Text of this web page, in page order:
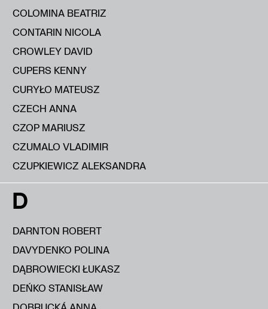
COLOMINA BEATRIZ
CONTARIN NICOLA
CROWLEY DAVID
CUPERS KENNY
CURYŁO MATEUSZ
CZECH ANNA
CZOP MARIUSZ
CZUMALO VLADIMIR
CZUPKIEWICZ ALEKSANDRA
D
DARNTON ROBERT
DAVYDENKO POLINA
DĄBROWIECKI ŁUKASZ
DEŃKO STANISŁAW